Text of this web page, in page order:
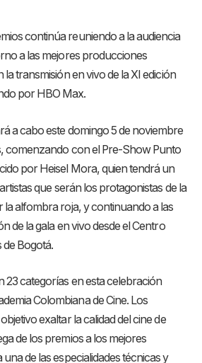
continúa reuniendo a la audiencia
a las mejores producciones
transmisión en vivo de la XI edición
por HBO Max.
a cabo este domingo 5 de noviembre
comenzando con el Pre-Show Punto
por Heisel Mora, quien tendrá un
que serán los protagonistas de la
alfombra roja, y continuando a las
de la gala en vivo desde el Centro
de Bogotá.
23 categorías en esta celebración
Colombiana de Cine. Los
exaltar la calidad del cine de
de los premios a los mejores
de las especialidades técnicas y